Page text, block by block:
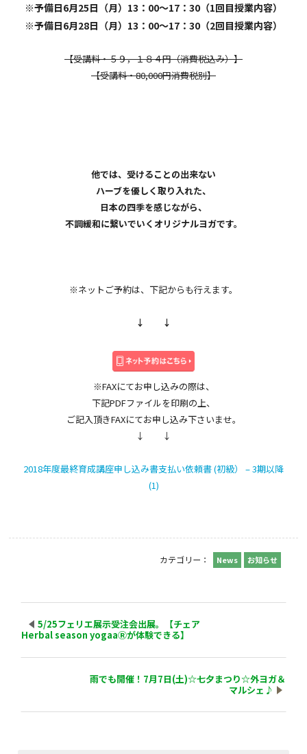
※予備日6月25日（月）13：00～17：30（1回目授業内容）
※予備日6月28日（月）13：00～17：30（2回目授業内容）
【受講料・５９，１８４円（消費税込み）】
【受講料・80,000円消費税別】
他では、受けることの出来ない
ハーブを優しく取り入れた、
日本の四季を感じながら、
不調緩和に繋いでいくオリジナルヨガです。
※ネットご予約は、下記からも行えます。
↓ ↓
※FAXにてお申し込みの際は、
下記PDFファイルを印刷の上、
ご記入頂きFAXにてお申し込み下さいませ。
↓ ↓
2018年度最終育成講座申し込み書支払い依頼書 (初級） – 3期以降
(1)
カテゴリー： News お知らせ
5/25フェリエ展示受注会出展。【チェア
Herbal season yogaaⓇが体験できる】
雨でも開催！7月7日(土)☆七夕まつり☆外ヨガ＆
マルシェ♪
メディア情報
Herbal season yogaⓇ受講可能な認
各ヨガ講座・ヨガクラス開催場所へ
のアクセス